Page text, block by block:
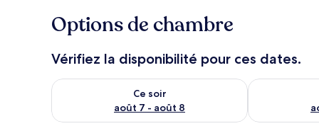
Options de chambre
Vérifiez la disponibilité pour ces dates.
Ce soir
août 7 - août 8
Vérifier la disponibilité pour ce soir août 7 - août 8
Vérifier la